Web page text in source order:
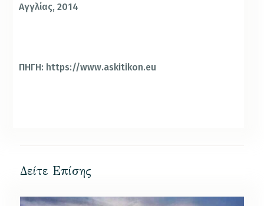
Αγγλίας, 2014
ΠΗΓΗ: https://www.askitikon.eu
Δείτε Επίσης